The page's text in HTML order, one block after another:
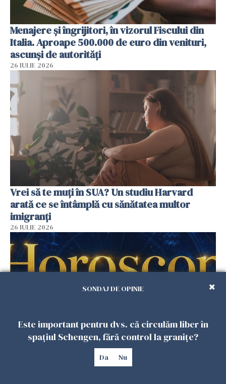
Menajere și îngrijitori, în vizorul Fiscului din
Italia. Aproape 500.000 de euro din venituri,
ascunși de autorități
26 IULIE 2026
Vrei să te muți în SUA? Un studiu Harvard
arată ce se întâmplă cu sănătatea multor
imigranți
26 IULIE 2026
Horoscop 27 iulie. Lunea care schimbă ritmul
săptămânii. Universul deschide uși
SONDAJ DE OPINIE
Este important pentru dvs. că circulăm liber în
spațiul Schengen, fără control la granițe?
Da Nu